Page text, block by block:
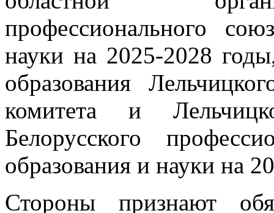
профессионального
науки на 2025-2028
образования
комитета и
Белорусского
образования и науки на
Стороны признают